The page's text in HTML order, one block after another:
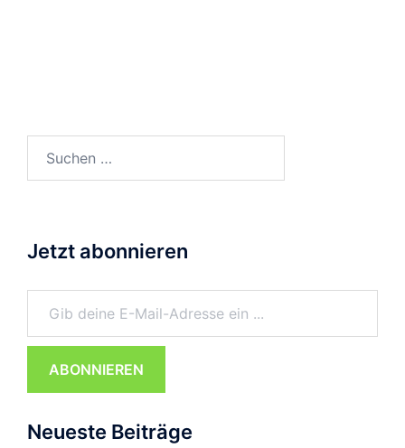
nach:
Jetzt abonnieren
Gib deine E-Mail-Adresse ein ...
ABONNIEREN
Neueste Beiträge